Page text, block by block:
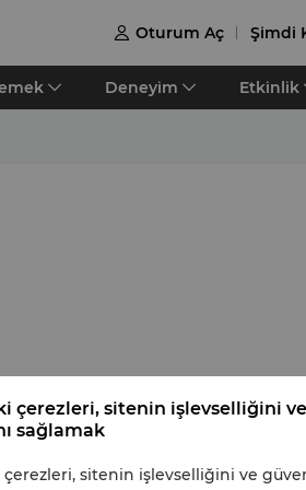
 Oturum Aç Şimdi
Deneyi̇m Etki̇nli̇k
Shangri-La
Hakkında
çerezleri, sitenin işlevselliğini
sağlamak
sitenin işlevselliğini ve